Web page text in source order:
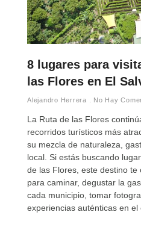
8 lugares para
las Flores en El
Alejandro Herrera No Hay
La Ruta de las Flores
recorridos turísticos más
su mezcla de naturaleza,
local. Si estás buscando
de las Flores, este destino
para caminar, degustar la
cada municipio, tomar
experiencias auténticas en